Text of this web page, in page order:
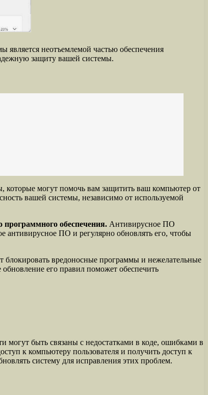
является неотъемлемой частью обеспечения
защиту вашей системы.
которые могут помочь вам защитить ваш компьютер от
вашей системы, независимо от используемой
программного обеспечения. Антивирусное ПО
антивирусное ПО и регулярно обновлять его, чтобы
блокировать вредоносные программы и нежелательные
его правил поможет обеспечить
могут быть связаны с недостатками в коде, ошибками в
к компьютеру пользователя и получить доступ к
систему для исправления этих проблем.